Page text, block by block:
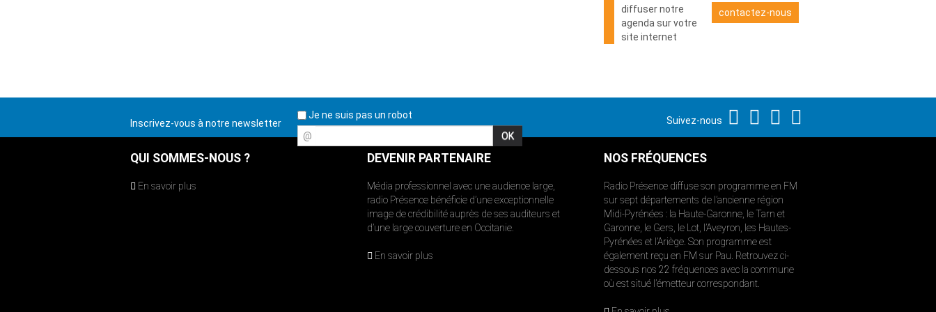
diffuser notre
agenda sur votre
site internet
contactez-nous
Inscrivez-vous à notre newsletter
Je ne suis pas un robot
@
Suivez-nous
QUI SOMMES-NOUS ?
En savoir plus
DEVENIR PARTENAIRE
Média professionnel avec une audience large,
radio Présence bénéficie d’une exceptionnelle
image de crédibilité auprès de ses auditeurs et
d’une large couverture en Occitanie.
En savoir plus
NOS FRÉQUENCES
Radio Présence diffuse son programme en FM
sur sept départements de l’ancienne région
Midi-Pyrénées : la Haute-Garonne, le Tarn et
Garonne, le Gers, le Lot, l’Aveyron, les Hautes-
Pyrénées et l’Ariège. Son programme est
également reçu en FM sur Pau. Retrouvez ci-
dessous nos 22 fréquences avec la commune
où est situé l’émetteur correspondant.